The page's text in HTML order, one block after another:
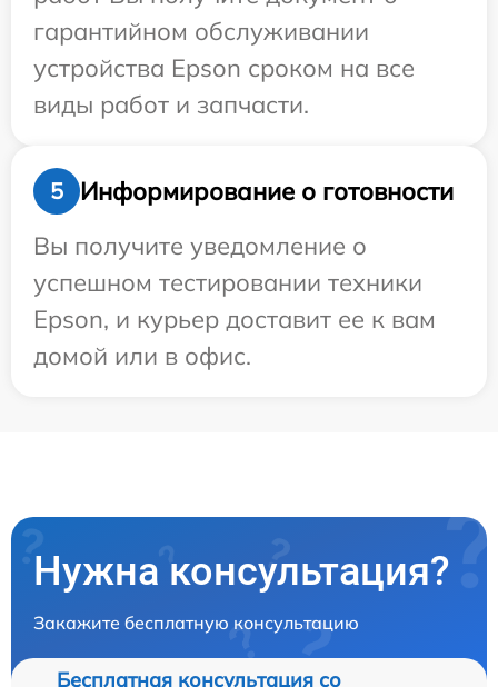
гарантийном обслуживании
устройства Epson сроком на все
виды работ и запчасти.
5
Информирование о готовности
Вы получите уведомление о
успешном тестировании техники
Epson, и курьер доставит ее к вам
домой или в офис.
Нужна консультация?
Закажите бесплатную консультацию
Бесплатная консультация со